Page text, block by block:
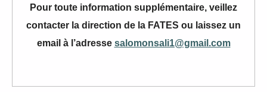
Pour toute information supplémentaire, veillez
contacter la direction de la FATES ou laissez un
email à l’adresse salomonsali1@gmail.com